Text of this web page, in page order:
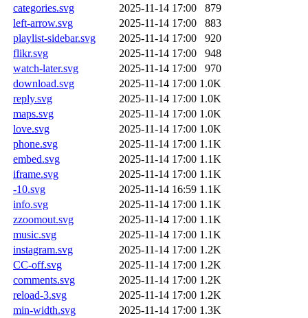
categories.svg
2025-11-14 17:00
879
left-arrow.svg
2025-11-14 17:00
883
playlist-sidebar.svg
2025-11-14 17:00
920
flikr.svg
2025-11-14 17:00
948
watch-later.svg
2025-11-14 17:00
970
download.svg
2025-11-14 17:00 1.0K
reply.svg
2025-11-14 17:00 1.0K
maps.svg
2025-11-14 17:00 1.0K
love.svg
2025-11-14 17:00 1.0K
phone.svg
2025-11-14 17:00 1.1K
embed.svg
2025-11-14 17:00 1.1K
iframe.svg
2025-11-14 17:00 1.1K
-10.svg
2025-11-14 16:59 1.1K
info.svg
2025-11-14 17:00 1.1K
zzoomout.svg
2025-11-14 17:00 1.1K
music.svg
2025-11-14 17:00 1.1K
instagram.svg
2025-11-14 17:00 1.2K
CC-off.svg
2025-11-14 17:00 1.2K
comments.svg
2025-11-14 17:00 1.2K
reload-3.svg
2025-11-14 17:00 1.2K
min-width.svg
2025-11-14 17:00 1.3K